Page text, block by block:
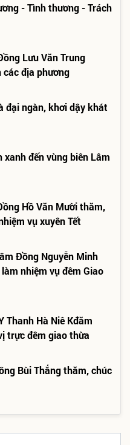
- Tình thương - Trách
Lưu Văn Trung
các địa phương
đại ngàn, khơi dậy khát
đến vùng biên Lâm
Hồ Văn Mười thăm,
vụ xuyên Tết
Đồng Nguyễn Minh
nhiệm vụ đêm Giao
Thanh Hà Niê Kđăm
trực đêm giao thừa
Bùi Thắng thăm, chúc